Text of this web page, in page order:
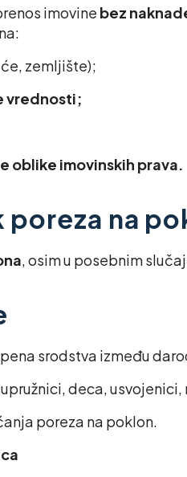
imovine bez
zemljište);
vrednosti;
oblike imovinskih prava.
poreza na
, osim u posebnim
srodstva između
deca,
poreza na poklon.